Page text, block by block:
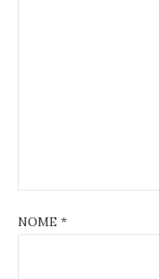
NOME *